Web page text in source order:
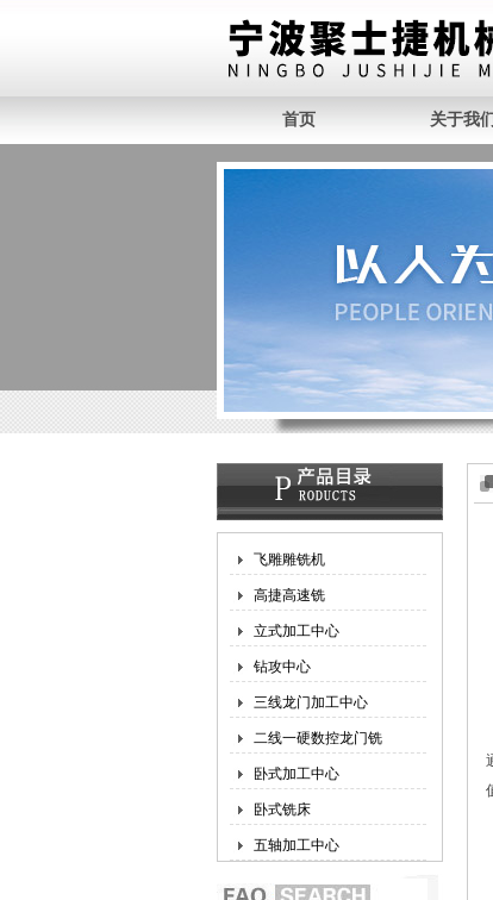
首页 关于我们
飞雕雕铣机
高捷高速铣
立式加工中心
钻攻中心
三线龙门加工中心
二线一硬数控龙门铣
卧式加工中心
卧式铣床
五轴加工中心